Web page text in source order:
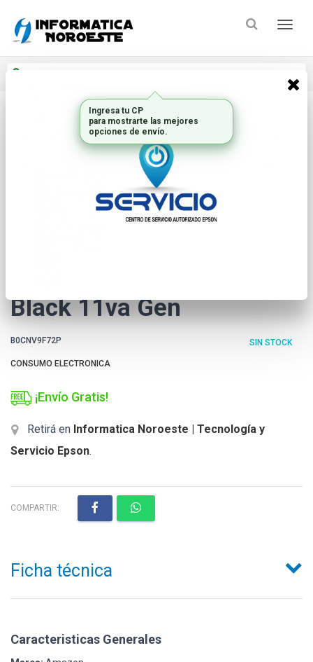
Electrodomesticos_2 Ebook
Black 11va Gen
B0CNV9F72P SIN STOCK
CONSUMO ELECTRONICA
¡Envío Gratis!
Retirá en Informatica Noroeste | Tecnología y
Servicio Epson.
COMPARTIR:
Ficha técnica
Caracteristicas Generales
Ingresa tu CP
para mostrarte las mejores
opciones de envío.